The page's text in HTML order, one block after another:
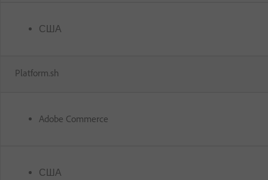
США
Platform.sh
Adobe Commerce
США